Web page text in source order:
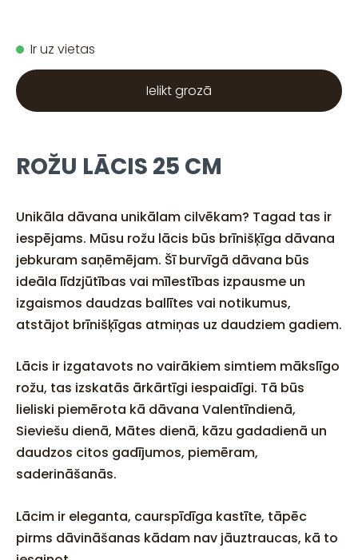
Ir uz vietas
Ielikt grozā
ROŽU LĀCIS 25 CM
Unikāla dāvana unikālam cilvēkam? Tagad tas ir
iespējams. Mūsu rožu lācis būs brīnišķīga dāvana
jebkuram saņēmējam. Šī burvīgā dāvana būs
ideāla līdzjūtības vai mīlestības izpausme un
izgaismos daudzas ballītes vai notikumus,
atstājot brīnišķīgas atmiņas uz daudziem gadiem.
Lācis ir izgatavots no vairākiem simtiem mākslīgo
rožu, tas izskatās ārkārtīgi iespaidīgi. Tā būs
lieliski piemērota kā dāvana Valentīndienā,
Sieviešu dienā, Mātes dienā, kāzu gadadienā un
daudzos citos gadījumos, piemēram,
saderināšanās.
Lācim ir eleganta, caurspīdīga kastīte, tāpēc
pirms dāvināšanas kādam nav jāuztraucas, kā to